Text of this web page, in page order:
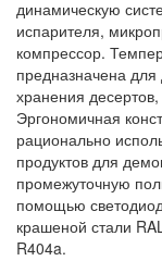
динамическую
испарителя,
компрессор.
предназначена
хранения
Эргономичная
рационально
продуктов для
промежуточную
помощью
крашеной стали
R404a.